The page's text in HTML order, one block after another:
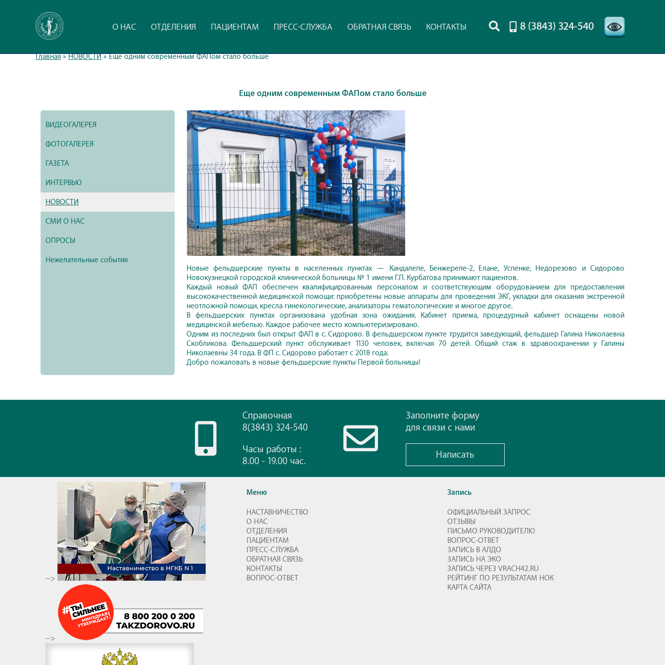
О НАС ОТДЕЛЕНИЯ ПАЦИЕНТАМ ПРЕСС-СЛУЖБА ОБРАТНАЯ СВЯЗЬ КОНТАКТЫ 8 (3843) 324-540
Главная»НОВОСТИ»Еще одним современным ФАПом стало больше
Еще одним современным ФАПом стало больше
ВИДЕОГАЛЕРЕЯ
ФОТОГАЛЕРЕЯ
ГАЗЕТА
ИНТЕРВЬЮ
НОВОСТИ
СМИ О НАС
ОПРОСЫ
Нежелательные события
Новые фельдшерские пункты в населенных пунктах — Кандалепе, Бенжерепе-2, Елане, Успенке, Недорезово и Сидорово
Новокузнецкой городской клинической больницы № 1 имени Г.П. Курбатова принимают пациентов.
Каждый новый ФАП обеспечен квалифицированным персоналом и соответствующим оборудованием для предоставления
высококачественной медицинской помощи: приобретены новые аппараты для проведения ЭКГ, укладки для оказания экстренной
неотложной помощи, кресла гинекологические, анализаторы гематологические и многое другое.
В фельдшерских пунктах организована удобная зона ожидания. Кабинет приема, процедурный кабинет оснащены новой
медицинской мебелью. Каждое рабочее место компьютеризировано.
Одним из последних был открыт ФАП в с. Сидорово. В фельдшерском пункте трудится заведующий, фельдшер Галина Николаевна
Скобликова. Фельдшерский пункт обслуживает 1130 человек, включая 70 детей. Общий стаж в здравоохранении у Галины
Николаевны 34 года. В ФП с. Сидорово работает с 2018 года.
Добро пожаловать в новые фельдшерские пункты Первой больницы!
Справочная
8(3843) 324-540
Часы работы :
8.00 - 19.00 час.
Заполните форму
для связи с нами
Написать
-->
-->
Меню
НАСТАВНИЧЕСТВО
О НАС
ОТДЕЛЕНИЯ
ПАЦИЕНТАМ
ПРЕСС-СЛУЖБА
ОБРАТНАЯ СВЯЗЬ
КОНТАКТЫ
ВОПРОС-ОТВЕТ
Запись
ОФИЦИАЛЬНЫЙ ЗАПРОС
ОТЗЫВЫ
ПИСЬМО РУКОВОДИТЕЛЮ
ВОПРОС-ОТВЕТ
ЗАПИСЬ В АЛДО
ЗАПИСЬ НА ЭКО
ЗАПИСЬ ЧЕРЕЗ VRACH42.RU
РЕЙТИНГ ПО РЕЗУЛЬТАТАМ НОК
КАРТА САЙТА